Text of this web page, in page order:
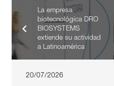
La empresa
biotecnológica DRO
BIOSYSTEMS
extiende su actividad
a Latinoamérica
20/07/2026